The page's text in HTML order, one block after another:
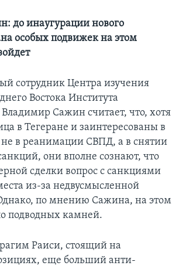
до инаугурации нового
особых подвижек на этом
сотрудник Центра изучения
Востока Института
Владимир Сажин считает, что, хотя
в Тегеране и заинтересованы в
не в реанимации СВПД, а в снятии
они вполне сознают, что
сделки вопрос с санкциями
из-за недвусмысленной
по мнению Сажина, на этом
подводных камней.
Раиси, стоящий на
еще больший анти-